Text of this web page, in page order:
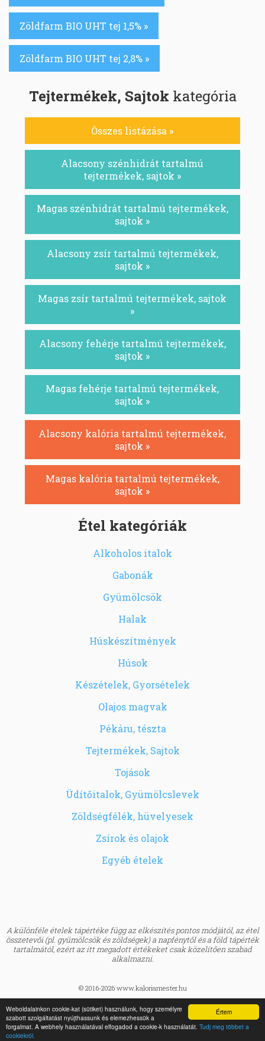
Értem
Weboldalainkon cookie-kat (sütiket) használunk, hogy személyre
szabott szolgáltatást nyújthassunk és elemezhessük a
forgalmat. A webhely használatával elfogadod a cookie-k használatát. Tudj meg többet a
cookiekról.
Zöldfarm BIO UHT tej 1,5% »
Zöldfarm BIO UHT tej 2,8% »
Tejtermékek, Sajtok kategória
Összes listázása »
Alacsony szénhidrát tartalmú
tejtermékek, sajtok »
Magas szénhidrát tartalmú tejtermékek,
sajtok »
Alacsony zsír tartalmú tejtermékek,
sajtok »
Magas zsír tartalmú tejtermékek, sajtok
»
Alacsony fehérje tartalmú tejtermékek,
sajtok »
Magas fehérje tartalmú tejtermékek,
sajtok »
Alacsony kalória tartalmú tejtermékek,
sajtok »
Magas kalória tartalmú tejtermékek,
sajtok »
Étel kategóriák
Alkoholos italok
Gabonák
Gyümölcsök
Halak
Húskészítmények
Húsok
Készételek, Gyorsételek
Olajos magvak
Pékáru, tészta
Tejtermékek, Sajtok
Tojások
Üdítőitalok, Gyümölcslevek
Zöldségfélék, hüvelyesek
Zsírok és olajok
Egyéb ételek
A különféle ételek tápértéke függ az elkészítés pontos módjától, az étel
összetevői (pl. gyümölcsök és zöldségek) a napfénytől és a föld tápérték
tartalmától, ezért az itt megadott értékeket csak közelítően szabad
alkalmazni.
© 2016-2026 www.kaloriamester.hu
BMI kalkulátor »